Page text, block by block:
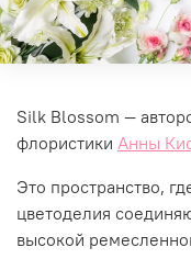
Silk Blossom —
флористики Анны
Это пространство,
цветоделия
высокой